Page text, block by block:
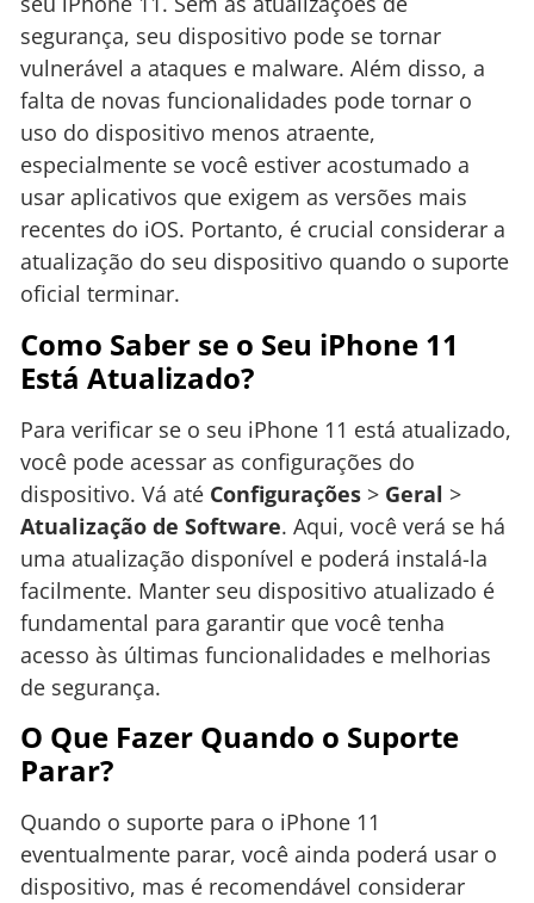
segurança, seu dispositivo pode se tornar
vulnerável a ataques e malware. Além disso, a
falta de novas funcionalidades pode tornar o
uso do dispositivo menos atraente,
especialmente se você estiver acostumado a
usar aplicativos que exigem as versões mais
recentes do iOS. Portanto, é crucial considerar a
atualização do seu dispositivo quando o suporte
oficial terminar.
Como Saber se o Seu iPhone 11
Está Atualizado?
Para verificar se o seu iPhone 11 está atualizado,
você pode acessar as configurações do
dispositivo. Vá até Configurações > Geral >
Atualização de Software. Aqui, você verá se há
uma atualização disponível e poderá instalá-la
facilmente. Manter seu dispositivo atualizado é
fundamental para garantir que você tenha
acesso às últimas funcionalidades e melhorias
de segurança.
O Que Fazer Quando o Suporte
Parar?
Quando o suporte para o iPhone 11
eventualmente parar, você ainda poderá usar o
dispositivo, mas é recomendável considerar